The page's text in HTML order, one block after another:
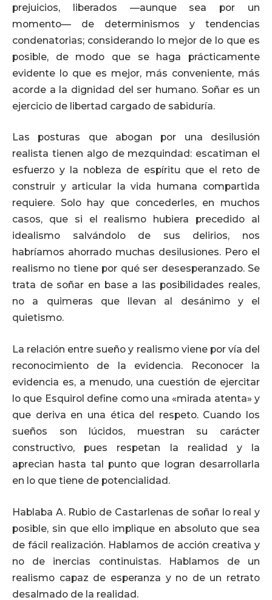
prejuicios, liberados —aunque sea por un
momento— de determinismos y tendencias
condenatorias; considerando lo mejor de lo que es
posible, de modo que se haga prácticamente
evidente lo que es mejor, más conveniente, más
acorde a la dignidad del ser humano. Soñar es un
ejercicio de libertad cargado de sabiduría.
Las posturas que abogan por una desilusión
realista tienen algo de mezquindad: escatiman el
esfuerzo y la nobleza de espíritu que el reto de
construir y articular la vida humana compartida
requiere. Solo hay que concederles, en muchos
casos, que si el realismo hubiera precedido al
idealismo salvándolo de sus delirios, nos
habríamos ahorrado muchas desilusiones. Pero el
realismo no tiene por qué ser desesperanzado. Se
trata de soñar en base a las posibilidades reales,
no a quimeras que llevan al desánimo y el
quietismo.
La relación entre sueño y realismo viene por vía del
reconocimiento de la evidencia. Reconocer la
evidencia es, a menudo, una cuestión de ejercitar
lo que Esquirol define como una «mirada atenta» y
que deriva en una ética del respeto. Cuando los
sueños son lúcidos, muestran su carácter
constructivo, pues respetan la realidad y la
aprecian hasta tal punto que logran desarrollarla
en lo que tiene de potencialidad.
Hablaba A. Rubio de Castarlenas de soñar lo real y
posible, sin que ello implique en absoluto que sea
de fácil realización. Hablamos de acción creativa y
no de inercias continuistas. Hablamos de un
realismo capaz de esperanza y no de un retrato
desalmado de la realidad.